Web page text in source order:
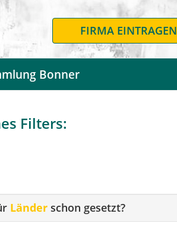
FIRMA EINTRAGEN
Bonner
Filters:
Länderschon gesetzt?